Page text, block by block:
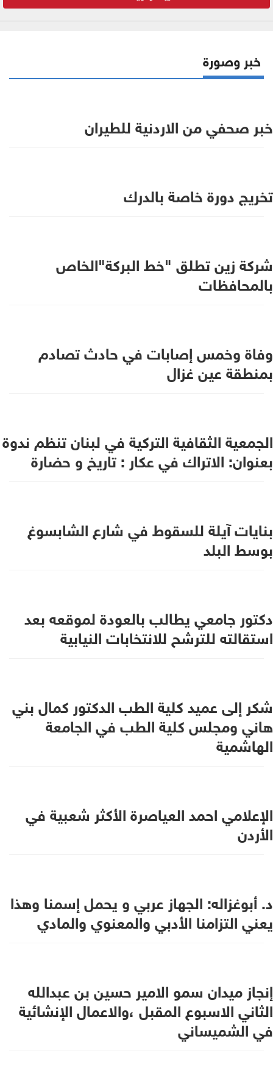
خبر وصورة
خبر صحفي من الاردنية للطيران
تخريج دورة خاصة بالدرك
شركة زين تطلق "خط البركة"الخاص
بالمحافظات
وفاة وخمس إصابات في حادث تصادم
بمنطقة عين غزال
الجمعية الثقافية التركية في لبنان تنظم ندوة
بعنوان: الاتراك في عكار : تاريخ و حضارة
بنايات آيلة للسقوط في شارع الشابسوغ
بوسط البلد
دكتور جامعي يطالب بالعودة لموقعه بعد
استقالته للترشح للانتخابات النيابية
شكر إلى عميد كلية الطب الدكتور كمال بني
هاني ومجلس كلية الطب في الجامعة
الهاشمية
الإعلامي احمد العياصرة الأكثر شعبية في
الأردن
د. أبوغزاله: الجهاز عربي و يحمل إسمنا وهذا
يعني التزامنا الأدبي والمعنوي والمادي
إنجاز ميدان سمو الامير حسين بن عبدالله
الثاني الاسبوع المقبل ،والاعمال الإنشائية
في الشميساني